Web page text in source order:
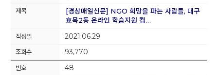
[경상매일신문] NGO 희망을 파는 사람들, 대구
효목2동 온라인 학습지원 컴…
2021.06.29
93,770
48